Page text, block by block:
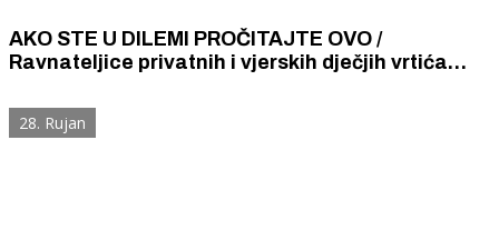
AKO STE U DILEMI PROČITAJTE OVO /
Ravnateljice privatnih i vjerskih dječjih vrtića
argumentirano odgovorile
28. Rujan